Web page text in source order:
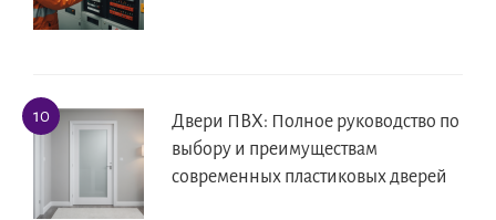
Двери ПВХ: Полное руководство по
выбору и преимуществам
современных пластиковых дверей